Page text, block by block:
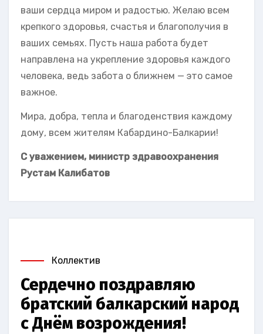
ваши сердца миром и радостью. Желаю всем
крепкого здоровья, счастья и благополучия в
ваших семьях. Пусть наша работа будет
направлена на укрепление здоровья каждого
человека, ведь забота о ближнем — это самое
важное.
Мира, добра, тепла и благоденствия каждому
дому, всем жителям Кабардино-Балкарии!
С уважением, министр здравоохранения
Рустам Калибатов
Коллектив
Сердечно поздравляю
братский балкарский народ
с Днём возрождения!